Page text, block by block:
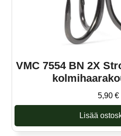
VMC 7554 BN 2X
5,90 €
Lisää